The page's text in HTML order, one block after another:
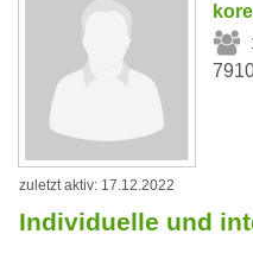
zuletzt aktiv: 17.12.2022
Individuelle und